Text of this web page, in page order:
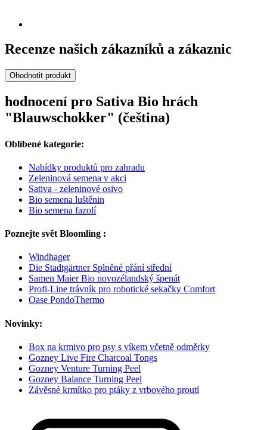
Recenze našich zákazníků a zákaznic
Ohodnotit produkt
hodnocení pro Sativa Bio hrách
"Blauwschokker" (čeština)
Oblíbené kategorie:
Nabídky produktů pro zahradu
Zeleninová semena v akci
Sativa - zeleninové osivo
Bio semena luštěnin
Bio semena fazolí
Poznejte svět Bloomling :
Windhager
Die Stadtgärtner Splněné přání střední
Samen Maier Bio novozélandský špenát
Profi-Line trávník pro robotické sekačky Comfort
Oase PondoThermo
Novinky:
Box na krmivo pro psy s víkem včetně odměrky
Gozney Live Fire Charcoal Tongs
Gozney Venture Turning Peel
Gozney Balance Turning Peel
Závěsné krmítko pro ptáky z vrbového proutí